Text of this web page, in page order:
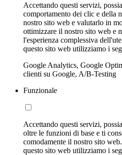
Accettando questi servizi,
comportamento dei clic e della
nostro sito web e valutarlo in
ottimizzare il nostro sito web e
l'esperienza complessiva
questo sito web utilizziamo i
Google Analytics, Google
clienti su Google, A/B-Testing
Funzionale
Accettando questi servizi,
oltre le funzioni di base e ti
comodamente il nostro sito
questo sito web utilizziamo i